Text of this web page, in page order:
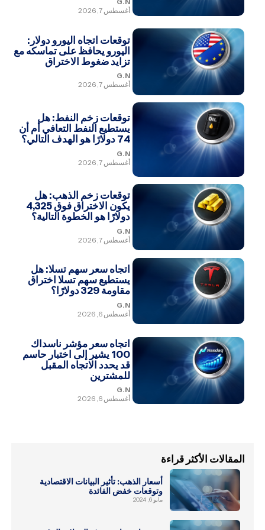
أغسطس 7, 2026
توقعات اتجاه اليورو دولار:
اليورو يحافظ على تماسكه مع
تزايد ضغوط الاختراق
G.N
أغسطس 7, 2026
توقعات زخم النفط: هل
يستطيع النفط التعافي أم أن
74 دولارًا هو الهدف التالي؟
G.N
أغسطس 7, 2026
توقعات زخم الذهب: هل
يكون الاختراق فوق 4,325
دولارًا هو الخطوة التالية؟
G.N
أغسطس 7, 2026
اتجاه سعر سهم تسلا: هل
يستطيع سهم تسلا اختراق
مقاومة 329 دولارًا؟
G.N
أغسطس 6, 2026
اتجاه سعر مؤشر ناسداك
100 يشير إلى اختبار حاسم
قد يحدد الاتجاه المقبل
للمشترين
G.N
أغسطس 6, 2026
المقالات الأكثر قراءة
أسعار الذهب: تأثير البيانات الاقتصادية
وتوقعات خفض الفائدة
مايو 6, 2024